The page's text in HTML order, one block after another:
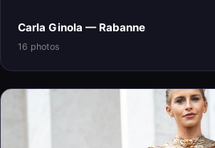
Carla Ginola — Rabanne
16 photos